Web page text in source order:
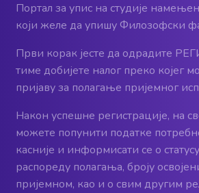
Портал за упис на студије
који желе да упишу Филозофски
Први корак јесте да одрадите
тиме добијете налог преко којег
пријаву за полагање пријемног
Након успешне регистрације, на
можете попунити податке
касније и информисати се о
распореду полагања, броју
пријемном, као и о свим другим